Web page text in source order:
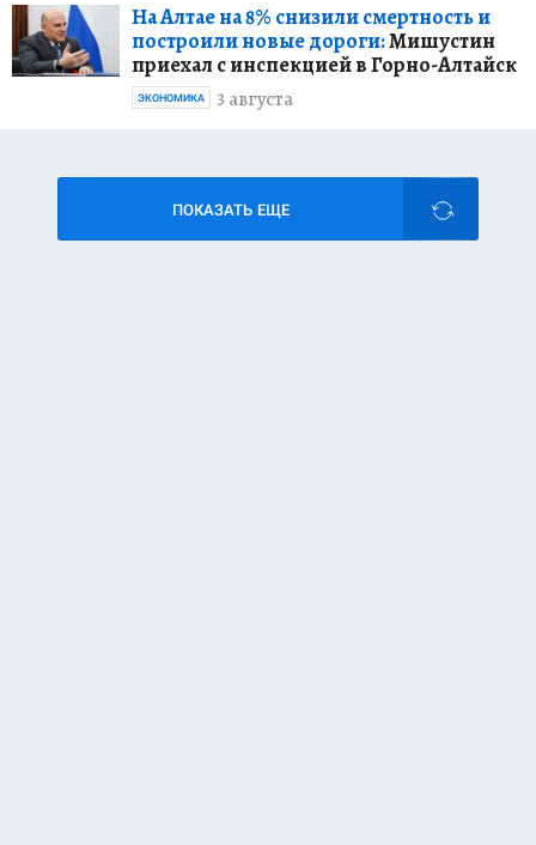
На Алтае на 8% снизили смертность и
построили новые дороги:Мишустин
приехал с инспекцией в Горно-Алтайск
3 августа
ЭКОНОМИКА
ПОКАЗАТЬ ЕЩЕ